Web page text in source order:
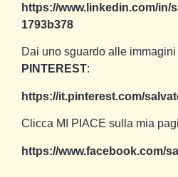
https://www.linkedin.com/in/
1793b378
Dai uno sguardo alle
PINTEREST:
https://it.pinterest.com/
Clicca MI PIACE sulla mia
https://www.facebook.com/